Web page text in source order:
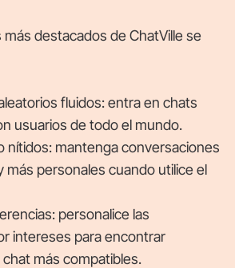
destacados de ChatVille se
fluidos: entra en chats
usuarios de todo el mundo.
nítidos: mantenga conversaciones
más personales cuando utilice el
personalice las
intereses para encontrar
más compatibles.